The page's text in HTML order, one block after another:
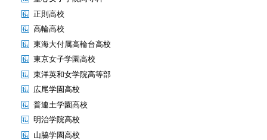
正則高校
高輪高校
東海大付属高輪台高校
東京女子学園高校
東洋英和女学院高等部
広尾学園高校
普連土学園高校
明治学院高校
山脇学園高校